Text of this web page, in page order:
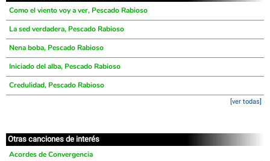
Como el viento voy a ver, Pescado Rabioso
La sed verdadera, Pescado Rabioso
Nena boba, Pescado Rabioso
Iniciado del alba, Pescado Rabioso
Credulidad, Pescado Rabioso
[ver todas]
Otras canciones de interés
Acordes de Convergencia